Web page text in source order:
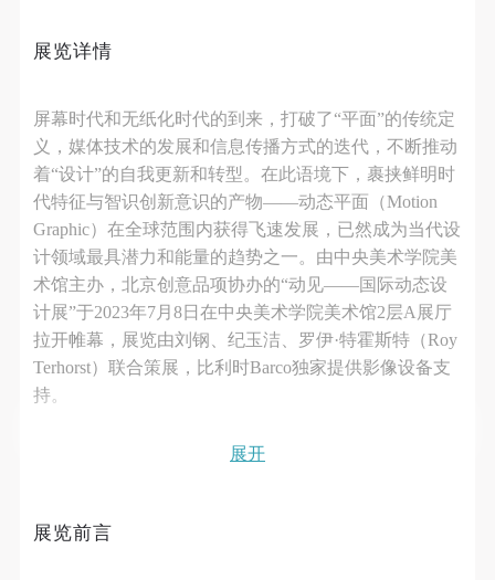
展览详情
屏幕时代和无纸化时代的到来，打破了“平面”的传统定
义，媒体技术的发展和信息传播方式的迭代，不断推动
着“设计”的自我更新和转型。在此语境下，裹挟鲜明时
代特征与智识创新意识的产物——动态平面（Motion
Graphic）在全球范围内获得飞速发展，已然成为当代设
计领域最具潜力和能量的趋势之一。由中央美术学院美
术馆主办，北京创意品项协办的“动见——国际动态设
计展”于2023年7月8日在中央美术学院美术馆2层A展厅
拉开帷幕，展览由刘钢、纪玉洁、罗伊·特霍斯特（Roy
Terhorst）联合策展，比利时Barco独家提供影像设备支
持。
展开
展览前言
快捷登录
负的原则。但活动有风险，参加者应有必要的风险意
参加本次活动者必须遵守中华人民共和国的相关法
律、法规，必须遵循道德和社会公德规范，并应该具
备以人为本、团结友爱、互相帮助和助人为乐的良好
品质。
第三条
参加本次活动人员应该是成年人（具有完全民事行为
能力的人，18周岁以上）未成年人必须在成年人的陪
同下参观。
第四条
参加活动者在此次活动期间的人身安全责任自负。鼓
励参加者自行购买人身安全保险。活动中一旦出现事
成员应当积极主动的组织实施救援工作，但对事故本
负的原则。但活动有风险，参加者应有必要的风险意
参加本次活动者必须遵守中华人民共和国的相关法
律、法规，必须遵循道德和社会公德规范，并应该具
备以人为本、团结友爱、互相帮助和助人为乐的良好
品质。
第三条
参加本次活动人员应该是成年人（具有完全民事行为
能力的人，18周岁以上）未成年人必须在成年人的陪
同下参观。
第四条
参加活动者在此次活动期间的人身安全责任自负。鼓
励参加者自行购买人身安全保险。活动中一旦出现事
成员应当积极主动的组织实施救援工作，但对事故本
负的原则。但活动有风险，参加者应有必要的风险意
参加本次活动者必须遵守中华人民共和国的相关法
律、法规，必须遵循道德和社会公德规范，并应该具
备以人为本、团结友爱、互相帮助和助人为乐的良好
品质。
第三条
参加本次活动人员应该是成年人（具有完全民事行为
能力的人，18周岁以上）未成年人必须在成年人的陪
同下参观。
第四条
参加活动者在此次活动期间的人身安全责任自负。鼓
励参加者自行购买人身安全保险。活动中一旦出现事
成员应当积极主动的组织实施救援工作，但对事故本